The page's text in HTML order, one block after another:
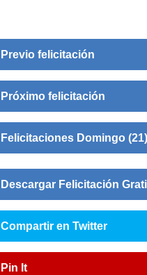
Previo felicitación
Próximo felicitación
Felicitaciones Domingo (21)
Descargar Felicitación
Compartir en Twitter
Pin It